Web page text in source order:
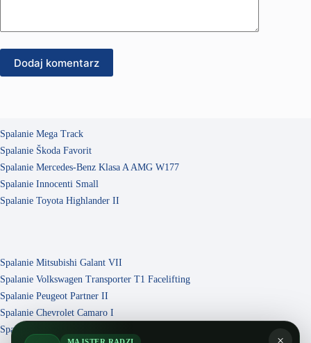
Dodaj komentarz
Spalanie Mega Track
Spalanie Škoda Favorit
Spalanie Mercedes-Benz Klasa A AMG W177
Spalanie Innocenti Small
Spalanie Toyota Highlander II
Spalanie Mitsubishi Galant VII
Spalanie Volkswagen Transporter T1 Facelifting
Spalanie Peugeot Partner II
Spalanie Chevrolet Camaro I
Spalanie Scion xD
×